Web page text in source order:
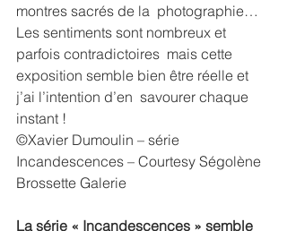
montres sacrés de la  photographie…
Les sentiments sont nombreux et
parfois contradictoires  mais cette
exposition semble bien être réelle et
j’ai l’intention d’en  savourer chaque
instant !
©Xavier Dumoulin – série
Incandescences – Courtesy Ségolène
Brossette Galerie
La série « Incandescences » semble